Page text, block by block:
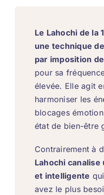
Le Lahochi de la
une technique
par imposition
pour sa
élevée. Elle agit
harmoniser les
blocages
état de bien-être
Contrairement à
Lahochi
et intelligente
avez le plus